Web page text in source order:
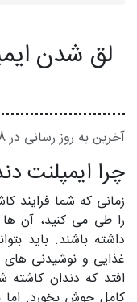
لق شدن
آخرین به روز رسانی در 18 ارديبهشت 1404
چرا ایمپلنت
زمانی که شما فرایند
را طی می کنید، آن
داشته باشند. باید
غذایی و نوشیدنی های
افتد که دندان